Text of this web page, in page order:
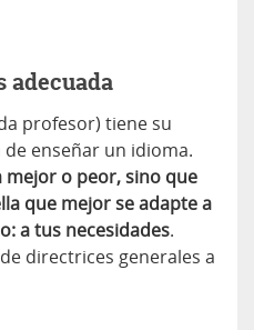
adecuada
profesor) tiene su
enseñar un idioma.
o peor, sino que
que mejor se adapte a
a tus necesidades.
directrices generales a